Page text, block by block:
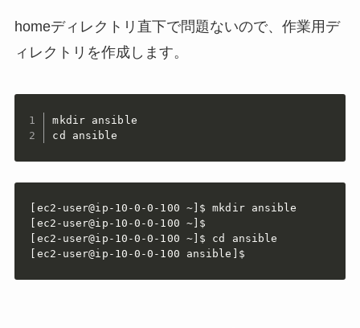
homeディレクトリ直下で問題ないので、作業用デ
ィレクトリを作成します。
mkdir ansible
cd ansible
[ec2-user@ip-10-0-0-100 ~]$ mkdir ansible
[ec2-user@ip-10-0-0-100 ~]$
[ec2-user@ip-10-0-0-100 ~]$ cd ansible